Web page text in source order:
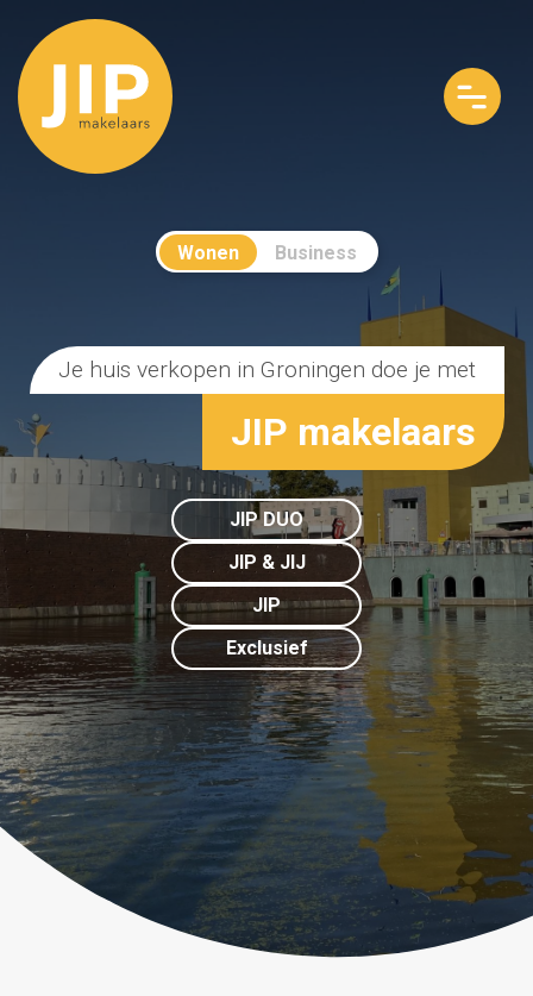
Wonen Business
Je huis verkopen in Groningen doe je met
JIP makelaars
JIP DUO
JIP & JIJ
JIP
Exclusief